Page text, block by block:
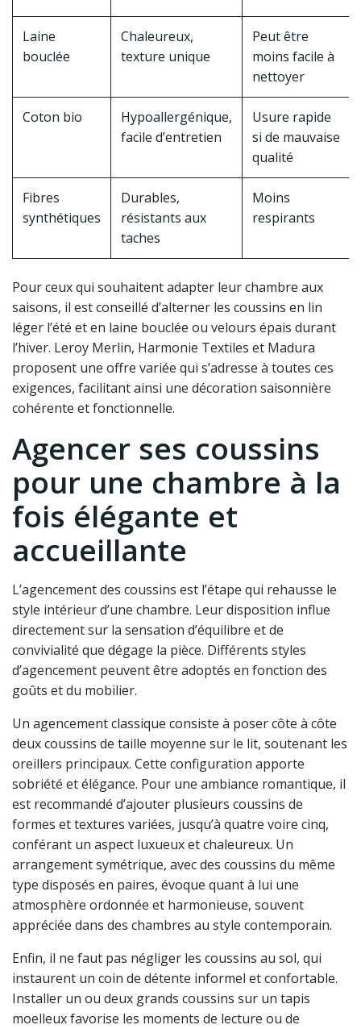
Laine
bouclée
Chaleureux,
texture unique
Peut être
moins facile à
nettoyer
Coton bio
Hypoallergénique,
facile d’entretien
Usure rapide
si de mauvaise
qualité
Fibres
synthétiques
Durables,
résistants aux
taches
Moins
respirants
Pour ceux qui souhaitent adapter leur chambre aux
saisons, il est conseillé d’alterner les coussins en lin
léger l’été et en laine bouclée ou velours épais durant
l’hiver. Leroy Merlin, Harmonie Textiles et Madura
proposent une offre variée qui s’adresse à toutes ces
exigences, facilitant ainsi une décoration saisonnière
cohérente et fonctionnelle.
Agencer ses coussins
pour une chambre à la
fois élégante et
accueillante
L’agencement des coussins est l’étape qui rehausse le
style intérieur d’une chambre. Leur disposition influe
directement sur la sensation d’équilibre et de
convivialité que dégage la pièce. Différents styles
d’agencement peuvent être adoptés en fonction des
goûts et du mobilier.
Un agencement classique consiste à poser côte à côte
deux coussins de taille moyenne sur le lit, soutenant les
oreillers principaux. Cette configuration apporte
sobriété et élégance. Pour une ambiance romantique, il
est recommandé d’ajouter plusieurs coussins de
formes et textures variées, jusqu’à quatre voire cinq,
conférant un aspect luxueux et chaleureux. Un
arrangement symétrique, avec des coussins du même
type disposés en paires, évoque quant à lui une
atmosphère ordonnée et harmonieuse, souvent
appréciée dans des chambres au style contemporain.
Enfin, il ne faut pas négliger les coussins au sol, qui
instaurent un coin de détente informel et confortable.
Installer un ou deux grands coussins sur un tapis
moelleux favorise les moments de lecture ou de